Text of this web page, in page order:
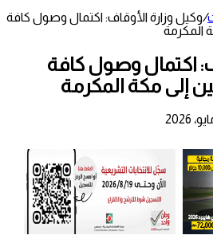
/وكيل وزارة الأوقاف: اكتمال وصول كافة
المكرمة
اكتمال وصول كافة
إلى مكة المكرمة